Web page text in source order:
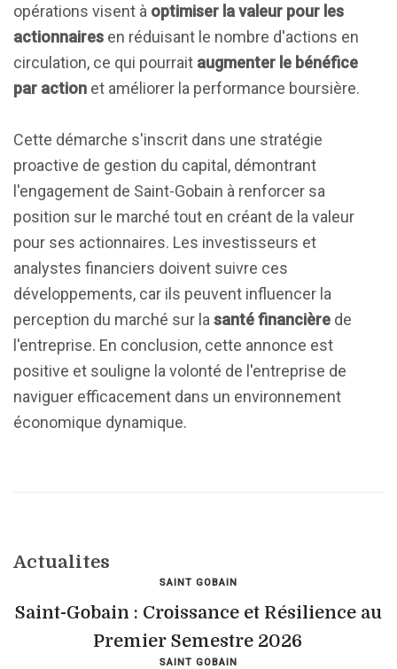
opérations visent à optimiser la valeur pour les
actionnaires en réduisant le nombre d'actions en
circulation, ce qui pourrait augmenter le bénéfice
par action et améliorer la performance boursière.
Cette démarche s'inscrit dans une stratégie
proactive de gestion du capital, démontrant
l'engagement de Saint-Gobain à renforcer sa
position sur le marché tout en créant de la valeur
pour ses actionnaires. Les investisseurs et
analystes financiers doivent suivre ces
développements, car ils peuvent influencer la
perception du marché sur la santé financière de
l'entreprise. En conclusion, cette annonce est
positive et souligne la volonté de l'entreprise de
naviguer efficacement dans un environnement
économique dynamique.
Actualites
SAINT GOBAIN
Saint-Gobain : Croissance et Résilience au
Premier Semestre 2026
SAINT GOBAIN